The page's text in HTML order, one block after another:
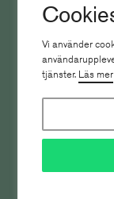
Vi använder
tjänster. Läs mer